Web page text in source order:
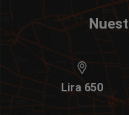
Lira 650